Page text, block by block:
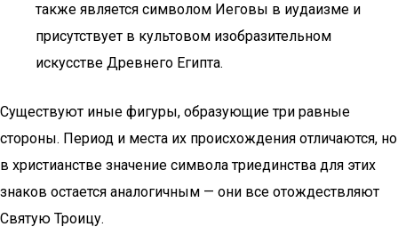
также является символом Иеговы в иудаизме и
присутствует в культовом изобразительном
искусстве Древнего Египта.
Существуют иные фигуры, образующие три равные
стороны. Период и места их происхождения отличаются, но
в христианстве значение символа триединства для этих
знаков остается аналогичным — они все отождествляют
Святую Троицу.